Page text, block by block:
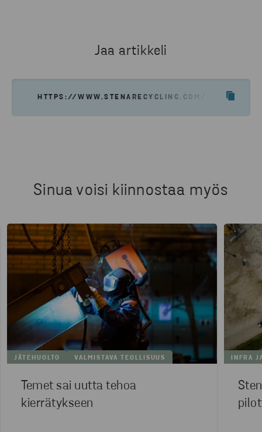
Jaa artikkeli
HTTPS://WWW.STENARECYCLING.COM/FI/
Sinua voisi kiinnostaa myös
JÄTEHUOLTO VALMISTAVA TEOLLISUUS
Temet sai uutta tehoa
kierrätykseen
INFRA